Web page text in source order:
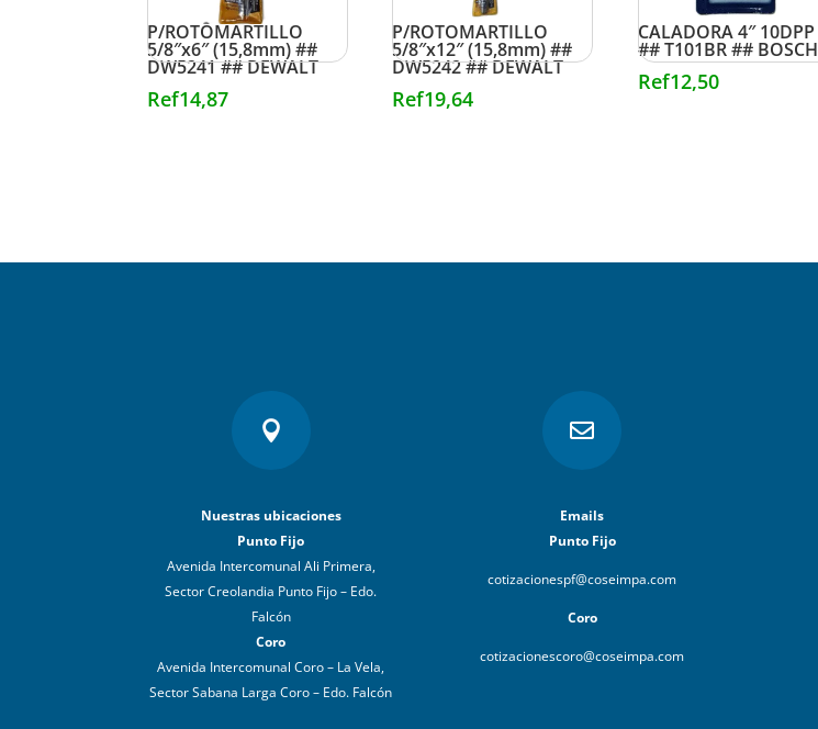
P/ROTOMARTILLO
5/8″x6″ (15,8mm) ##
DW5241 ## DEWALT
Ref14,87
P/ROTOMARTILLO
5/8″x12″ (15,8mm) ##
DW5242 ## DEWALT
Ref19,64
HOJAS P/ SIERRA
CALADORA 4″ 10DPP
## T101BR ## BOSCH
Ref12,50

Nuestras ubicaciones
Punto Fijo
Avenida Intercomunal Ali Primera,
Sector Creolandia Punto Fijo – Edo.
Falcón
Coro
Avenida Intercomunal Coro – La Vela,
Sector Sabana Larga Coro – Edo. Falcón

Emails
Punto Fijo
cotizacionespf@coseimpa.com
Coro
cotizacionescoro@coseimpa.com